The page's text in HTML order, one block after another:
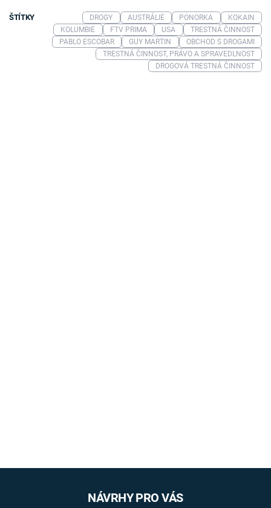
ŠTÍTKY DROGY AUSTRÁLIE PONORKA
KOKAIN
KOLUMBIE
FTV PRIMA USA
TRESTNÁ ČINNOST
PABLO ESCOBAR
GUY MARTIN
OBCHOD S DROGAMI
TRESTNÁ ČINNOST, PRÁVO A SPRAVEDLNOST
DROGOVÁ TRESTNÁ ČINNOST
NÁVRHY PRO VÁS